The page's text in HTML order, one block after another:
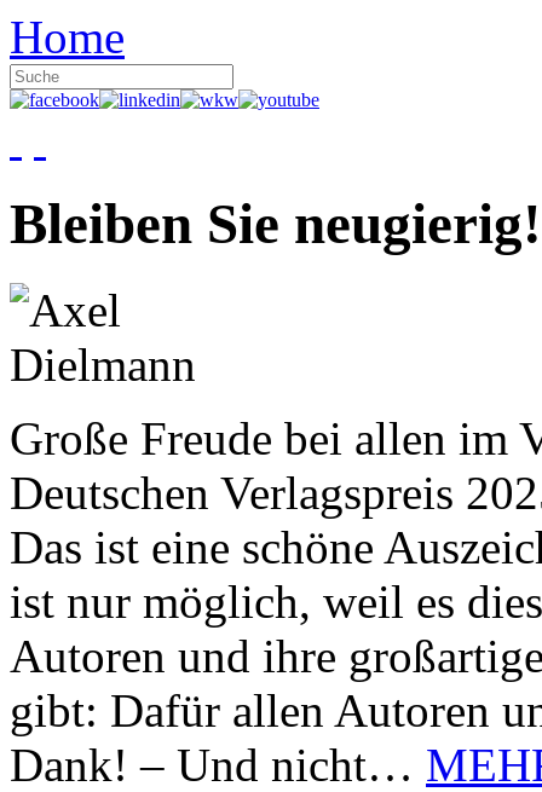
Home
Bleiben Sie neugierig!
Große Freude bei allen im
Deutschen Verlagspreis
Das ist eine schöne
ist nur möglich, weil es
Autoren und ihre
gibt: Dafür allen Autoren
Dank! – Und nicht…